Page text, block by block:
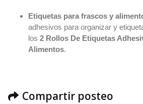
Etiquetas para frascos y
adhesivos para organizar y
los 2 Rollos De Etiquetas
Alimentos.
Compartir posteo